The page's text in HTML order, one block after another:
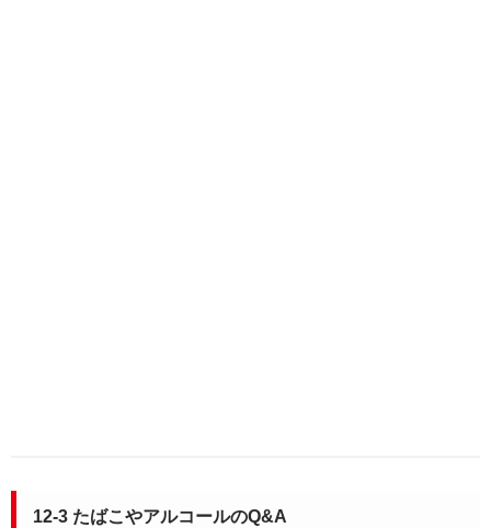
12-3 たばこやアルコールのQ&A